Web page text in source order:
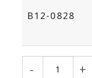
B12-0828
- +